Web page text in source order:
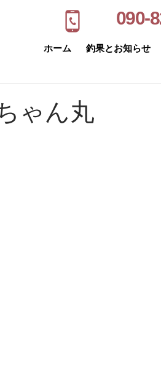
090-
ホーム 釣果とお知らせ
ゃん丸